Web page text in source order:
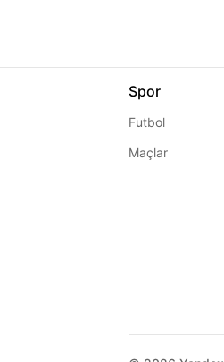
Spor
Futbol
Maçlar